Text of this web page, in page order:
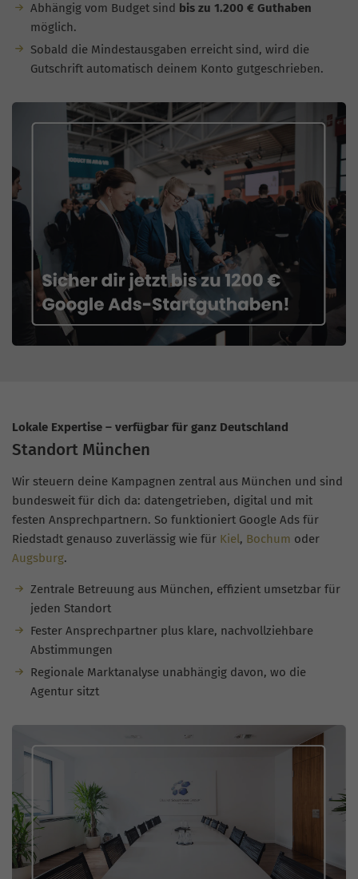
Abhängig vom Budget sind bis zu 1.200 € Guthaben
möglich.
Sobald die Mindestausgaben erreicht sind, wird die
Gutschrift automatisch deinem Konto gutgeschrieben.
Lokale Expertise – verfügbar für ganz Deutschland
Standort München
Wir steuern deine Kampagnen zentral aus München und sind
bundesweit für dich da: datengetrieben, digital und mit
festen Ansprechpartnern. So funktioniert Google Ads für
Riedstadt genauso zuverlässig wie für Kiel, Bochum oder
Augsburg.
Zentrale Betreuung aus München, effizient umsetzbar für
jeden Standort
Fester Ansprechpartner plus klare, nachvollziehbare
Abstimmungen
Regionale Marktanalyse unabhängig davon, wo die
Agentur sitzt